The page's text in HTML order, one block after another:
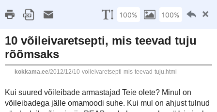
This site uses cookies from Google to deliver its
are shared with Google along with performance and